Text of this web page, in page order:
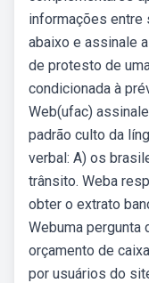
informações entre
abaixo e assinale
de protesto de
condicionada à
Web(ufac)
padrão culto da
verbal: A) os
trânsito. Weba
obter o extrato
Webuma pergunta
orçamento de
por usuários do